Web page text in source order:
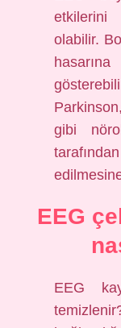
etkilerini
olabilir.
gibi
EEG
EEG